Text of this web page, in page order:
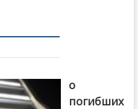
о
погибших